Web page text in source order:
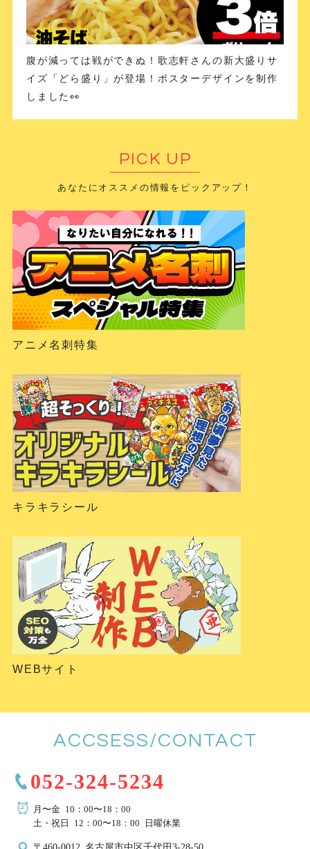
腹が減っては戦ができぬ！歌志軒さんの新大盛りサ
イズ「どら盛り」が登場！ポスターデザインを制作
しました👀
PICK UP
あなたにオススメの情報をピックアップ！
アニメ名刺特集
キラキラシール
WEBサイト
ACCSESS/CONTACT
052-324-5234
月〜金 10：00〜18：00
土・祝日 12：00〜18：00 日曜休業
〒460-0012 名古屋市中区千代田3-28-50